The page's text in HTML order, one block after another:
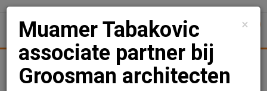
Achtergronden Woningmarkt
×
Muamer Tabakovic
associate partner bij
Groosman architecten